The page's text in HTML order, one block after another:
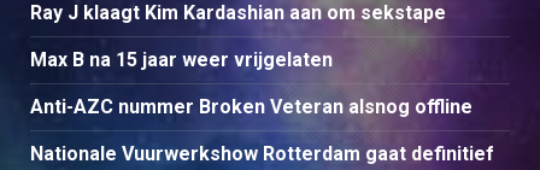
Ray J klaagt Kim Kardashian aan om sekstape
Max B na 15 jaar weer vrijgelaten
Anti-AZC nummer Broken Veteran alsnog offline
Nationale Vuurwerkshow Rotterdam gaat definitief